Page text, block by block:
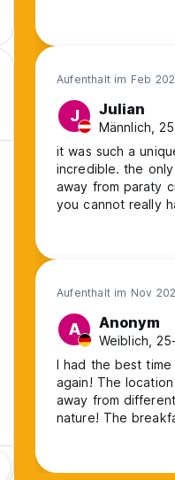
Aufenthalt im Feb
J Julian
Männlich,
it was such a
incredible. the
away from paraty
you cannot really
over the
village is
Aufenthalt im Nov
A Anonym
Weiblich,
I had the best
again! The
away from
nature! The
super nice too.
Paraty. It’s a
last van/bus